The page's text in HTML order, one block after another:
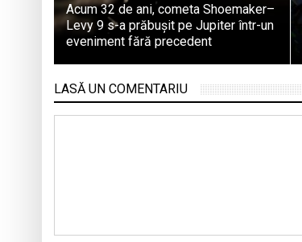
Acum 32 de ani, cometa Shoemaker–
Levy 9 s-a prăbușit pe Jupiter într-un
eveniment fără precedent
LASĂ UN COMENTARIU